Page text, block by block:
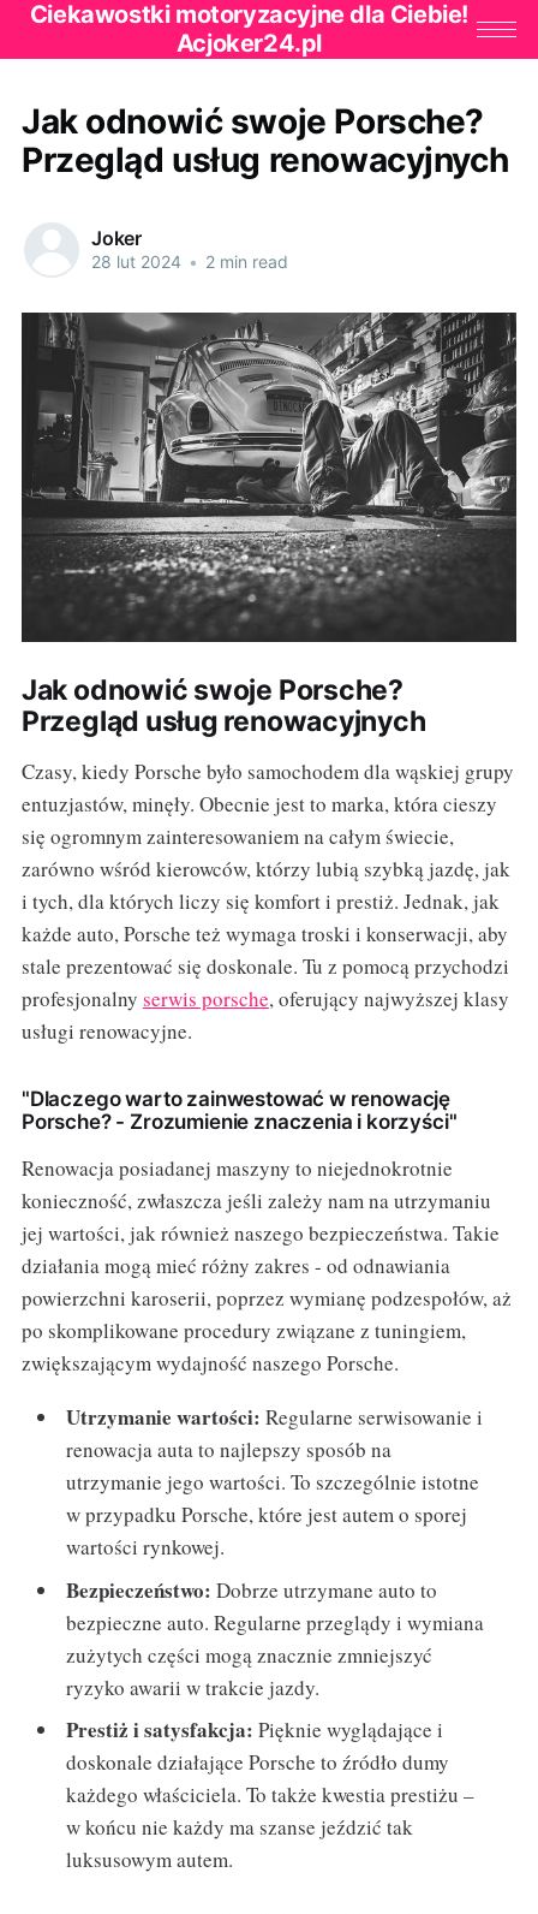
Ciekawostki motoryzacyjne dla Ciebie!
Acjoker24.pl
Jak odnowić swoje Porsche?
Przegląd usług renowacyjnych
Joker
28 lut 2024 • 2 min read
Jak odnowić swoje Porsche?
Przegląd usług renowacyjnych
Czasy, kiedy Porsche było samochodem dla wąskiej grupy
entuzjastów, minęły. Obecnie jest to marka, która cieszy
się ogromnym zainteresowaniem na całym świecie,
zarówno wśród kierowców, którzy lubią szybką jazdę, jak
i tych, dla których liczy się komfort i prestiż. Jednak, jak
każde auto, Porsche też wymaga troski i konserwacji, aby
stale prezentować się doskonale. Tu z pomocą przychodzi
profesjonalny serwis porsche, oferujący najwyższej klasy
usługi renowacyjne.
"Dlaczego warto zainwestować w renowację
Porsche? - Zrozumienie znaczenia i korzyści"
Renowacja posiadanej maszyny to niejednokrotnie
konieczność, zwłaszcza jeśli zależy nam na utrzymaniu
jej wartości, jak również naszego bezpieczeństwa. Takie
działania mogą mieć różny zakres - od odnawiania
powierzchni karoserii, poprzez wymianę podzespołów, aż
po skomplikowane procedury związane z tuningiem,
zwiększającym wydajność naszego Porsche.
Utrzymanie wartości: Regularne serwisowanie i
renowacja auta to najlepszy sposób na
utrzymanie jego wartości. To szczególnie istotne
w przypadku Porsche, które jest autem o sporej
wartości rynkowej.
Bezpieczeństwo: Dobrze utrzymane auto to
bezpieczne auto. Regularne przeglądy i wymiana
zużytych części mogą znacznie zmniejszyć
ryzyko awarii w trakcie jazdy.
Prestiż i satysfakcja: Pięknie wyglądające i
doskonale działające Porsche to źródło dumy
każdego właściciela. To także kwestia prestiżu –
w końcu nie każdy ma szanse jeździć tak
luksusowym autem.